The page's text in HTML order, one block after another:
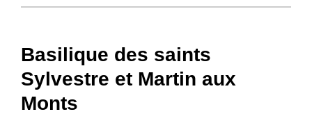
Basilique des saints
Sylvestre et Martin aux
Monts